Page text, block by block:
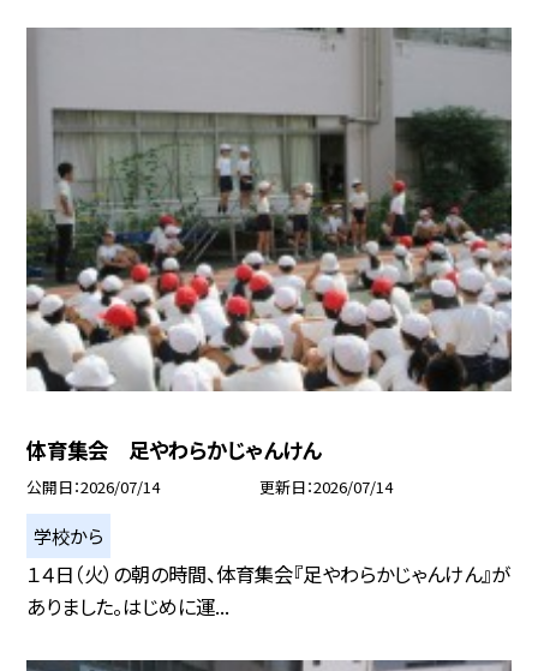
体育集会 足やわらかじゃんけん
公開日 2026/07/14 更新日 2026/07/14
学校から
１４日（火）の朝の時間、体育集会『足やわらかじゃんけん』が
ありました。はじめに運...